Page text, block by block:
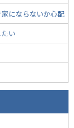
にならないか心配
い